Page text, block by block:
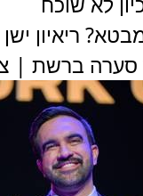
ריאיון
סערה ברשת |